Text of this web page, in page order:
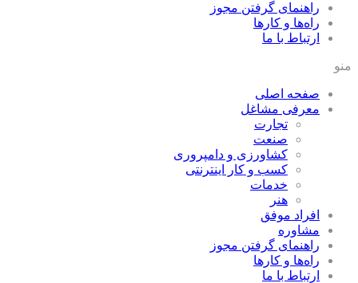
راهنمای گرفتن مجوز
راه‌ها و كارها
ارتباط با ما
منو
صفحه اصلی
معرفی مشاغل
تجارت
صنعت
كشاورزی و دامپروری
كسب و كار اينترنتی
خدمات
هنر
افراد موفق
مشاوره
راهنمای گرفتن مجوز
راه‌ها و كارها
ارتباط با ما